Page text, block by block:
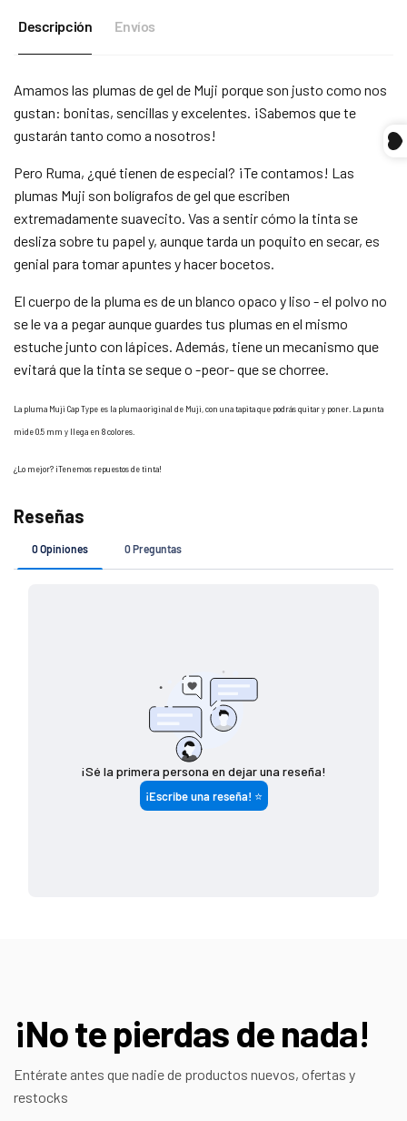
Descripción Envíos
Amamos las plumas de gel de Muji porque son justo como nos
gustan: bonitas, sencillas y excelentes. ¡Sabemos que te
gustarán tanto como a nosotros!
Pero Ruma, ¿qué tienen de especial? ¡Te contamos! Las
plumas Muji son bolígrafos de gel que escriben
extremadamente suavecito. Vas a sentir cómo la tinta se
desliza sobre tu papel y, aunque tarda un poquito en secar, es
genial para tomar apuntes y hacer bocetos.
El cuerpo de la pluma es de un blanco opaco y liso - el polvo no
se le va a pegar aunque guardes tus plumas en el mismo
estuche junto con lápices. Además, tiene un mecanismo que
evitará que la tinta se seque o -peor- que se chorree.
La pluma Muji Cap Type es la pluma original de Muji, con una tapita que podrás quitar y poner. La punta
mide 0.5 mm y llega en 8 colores.
¿Lo mejor? ¡Tenemos repuestos de tinta!
$ 7 5 0 - $ 1 4 4 9
¡No te pierdas de nada!
Entérate antes que nadie de productos nuevos, ofertas y
restocks
Compra ahora y paga a meses
sin tarjeta de crédito
1 Agrega tu producto al carrito yelige pagar
con Meses sin Tarjeta.
En tu cuenta de Mercado Pago,elige la
cantidad de mesesy confirma.
3 Paga mes a mes
con saldo disponible,
débito u otros medios.
Crédito sujeto a aprobación.
¿Tienes dudas? Consulta nuestraAyuda.